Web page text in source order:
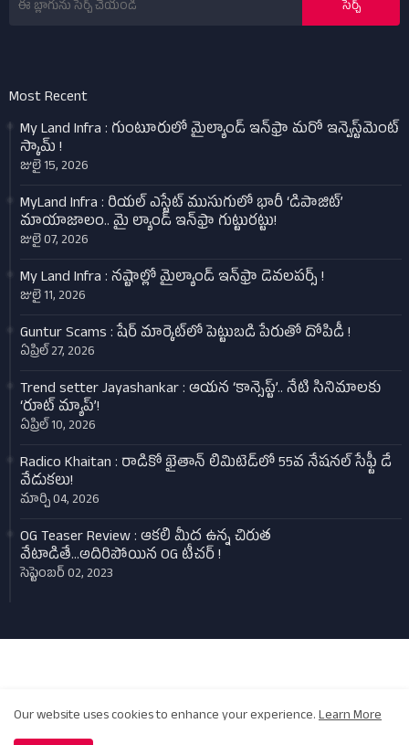
Most Recent
My Land Infra : గుంటూరులో మైల్యాండ్ ఇన్‌ఫ్రా మరో ఇన్వెస్ట్‌మెంట్
స్కామ్ !
జులై 15, 2026
MyLand Infra : రియల్ ఎస్టేట్ ముసుగులో భారీ ‘డిపాజిట్’
మాయాజాలం.. మై ల్యాండ్ ఇన్‌ఫ్రా గుట్టురట్టు!
జులై 07, 2026
My Land Infra : నష్టాల్లో మైల్యాండ్ ఇన్‌ఫ్రా డెవలపర్స్ !
జులై 11, 2026
Guntur Scams : షేర్ మార్కెట్‌లో పెట్టుబడి పేరుతో దోపిడీ !
ఏప్రిల్ 27, 2026
Trend setter Jayashankar : ఆయన ‘కాన్సెప్ట్’.. నేటి సినిమాలకు
‘రూట్ మ్యాప్’!
ఏప్రిల్ 10, 2026
Radico Khaitan : రాడికో ఖైతాన్ లిమిటెడ్‌లో 55వ నేషనల్ సేఫ్టీ డే
వేడుకలు!
మార్చి 04, 2026
OG Teaser Review : ఆకలి మీద ఉన్న చిరుత
వేటాడితే...అదిరిపోయిన OG టీచర్‌ !
సెప్టెంబర్ 02, 2023
Our website uses cookies to enhance your experience.Learn More